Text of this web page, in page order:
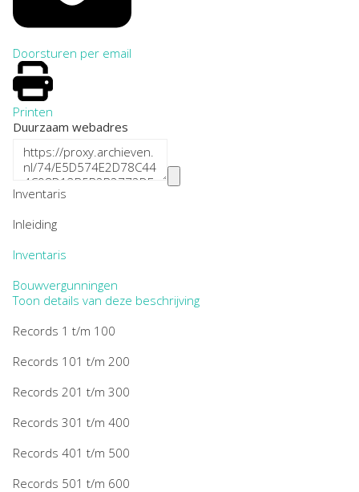
Doorsturen per email
Printen
Duurzaam webadres
Inventaris
Inleiding
Inventaris
Bouwvergunningen
Toon details van deze beschrijving
Records 1 t/m 100
Records 101 t/m 200
Records 201 t/m 300
Records 301 t/m 400
Records 401 t/m 500
Records 501 t/m 600